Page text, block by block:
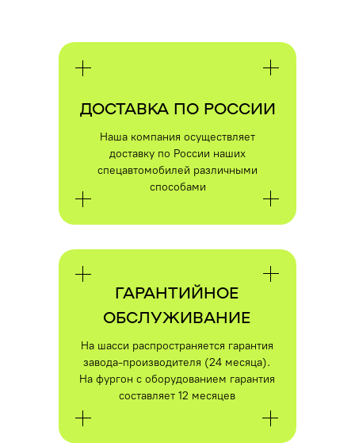
ДОСТАВКА ПО РОССИИ
ГАРАНТИЙНОЕ
ОБСЛУЖИВАНИЕ
Наша компания осуществляет
доставку по России наших
спецавтомобилей различными
способами
На шасси распространяется гарантия
завода-производителя (24 месяца).
На фургон с оборудованием гарантия
составляет 12 месяцев